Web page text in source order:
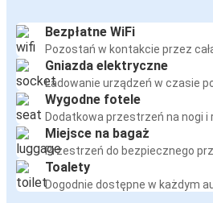
Bezpłatne WiFi
Pozostań w kontakcie przez
Gniazda elektryczne
Ładowanie urządzeń w czasie
Wygodne fotele
Dodatkowa przestrzeń na nogi i
Miejsce na bagaż
Przestrzeń do bezpiecznego
Toalety
Dogodnie dostępne w każdym